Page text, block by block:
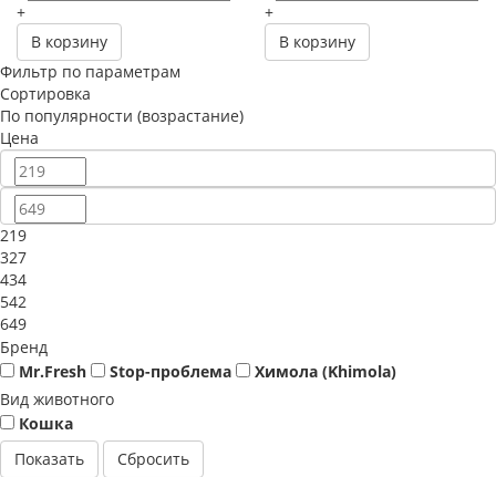
+
В корзину
+
В корзину
Фильтр по параметрам
Сортировка
По популярности (возрастание)
Цена
219
327
434
542
649
Бренд
Mr.Fresh
Stop-проблема
Химола (Khimola)
Вид животного
Кошка
Сбросить